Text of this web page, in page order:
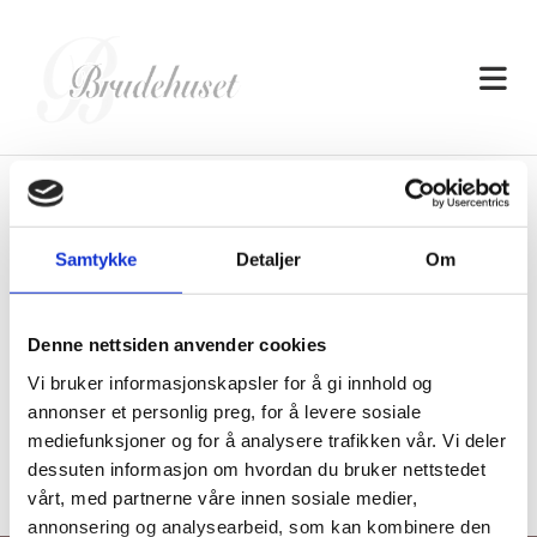
Samtykke Detaljer Om
Denne nettsiden anvender cookies
Vi bruker informasjonskapsler for å gi innhold og
annonser et personlig preg, for å levere sosiale
mediefunksjoner og for å analysere trafikken vår. Vi deler
dessuten informasjon om hvordan du bruker nettstedet
vårt, med partnerne våre innen sosiale medier,
annonsering og analysearbeid, som kan kombinere den
Unik sjanse